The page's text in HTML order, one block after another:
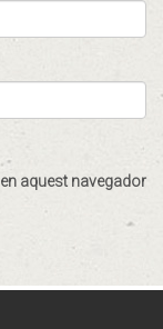
aquest navegador